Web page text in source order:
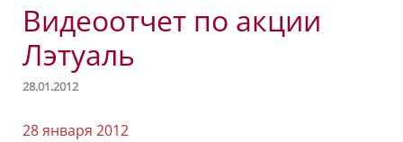
Видеоотчет по акции
Лэтуаль
28.01.2012
28 января 2012